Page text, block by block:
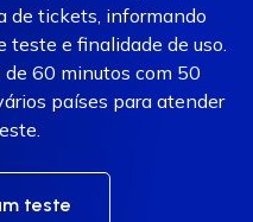
de tickets, informando
teste e finalidade de uso.
60 minutos com 50
países para atender
teste